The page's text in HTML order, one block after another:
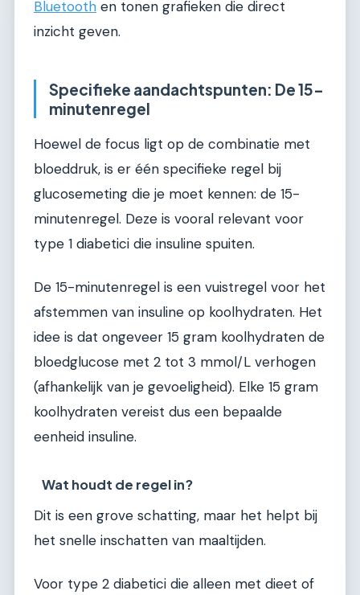
Bluetooth en tonen grafieken die direct
inzicht geven.
Specifieke aandachtspunten: De 15-
minutenregel
Hoewel de focus ligt op de combinatie met
bloeddruk, is er één specifieke regel bij
glucosemeting die je moet kennen: de 15-
minutenregel. Deze is vooral relevant voor
type 1 diabetici die insuline spuiten.
De 15-minutenregel is een vuistregel voor het
afstemmen van insuline op koolhydraten. Het
idee is dat ongeveer 15 gram koolhydraten de
bloedglucose met 2 tot 3 mmol/L verhogen
(afhankelijk van je gevoeligheid). Elke 15 gram
koolhydraten vereist dus een bepaalde
eenheid insuline.
Wat houdt de regel in?
Dit is een grove schatting, maar het helpt bij
het snelle inschatten van maaltijden.
Voor type 2 diabetici die alleen met dieet of